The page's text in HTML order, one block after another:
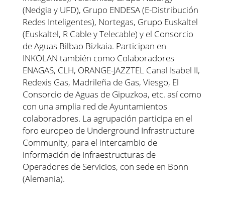
(Nedgia y UFD), Grupo ENDESA (E-Distribución
Redes Inteligentes), Nortegas, Grupo Euskaltel
(Euskaltel, R Cable y Telecable) y el Consorcio
de Aguas Bilbao Bizkaia. Participan en
INKOLAN también como Colaboradores
ENAGAS, CLH, ORANGE-JAZZTEL Canal Isabel II,
Redexis Gas, Madrileña de Gas, Viesgo, El
Consorcio de Aguas de Gipuzkoa, etc. así como
con una amplia red de Ayuntamientos
colaboradores. La agrupación participa en el
foro europeo de Underground Infrastructure
Community, para el intercambio de
información de Infraestructuras de
Operadores de Servicios, con sede en Bonn
(Alemania).